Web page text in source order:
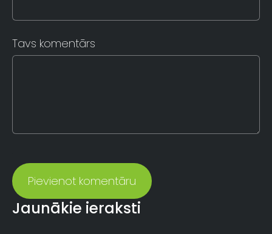
Jaunākie ieraksti
Tavs komentārs